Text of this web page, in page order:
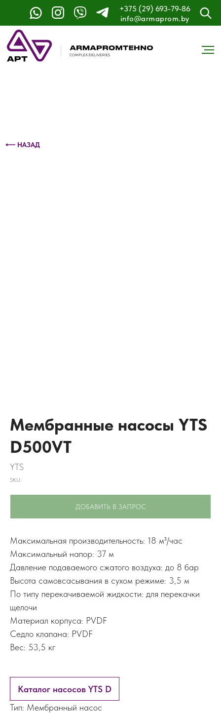
+375 (29) 693-79-86
info@armaprom.by
Контактный телефон: +375 (29) 693-79-86
⟵ НАЗАД
Мембранные насосы YTS
D500VT
YTS
SKU:
ДОБАВИТЬ В ЗАПРОС
Максимальная производительность: 18 м³/час
Максимальный напор: 37 м
Давление подаваемого сжатого воздуха: до 8 бар
Высота самовсасывания в сухом режиме: 3,5 м
По типу перекачиваемой жидкости: для перекачки
щелочи
Материал корпуса: PVDF
Седло клапана: PVDF
Вес: 53,5 кг
Каталог насосов YTS D
Тип: Мембранный насос